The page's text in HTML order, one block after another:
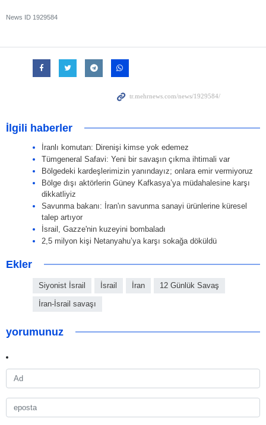
News ID 1929584
İlgili haberler
İranlı komutan: Direnişi kimse yok edemez
Tümgeneral Safavi: Yeni bir savaşın çıkma ihtimali var
Bölgedeki kardeşlerimizin yanındayız; onlara emir vermiyoruz
Bölge dışı aktörlerin Güney Kafkasya’ya müdahalesine karşı
dikkatliyiz
Savunma bakanı: İran'ın savunma sanayi ürünlerine küresel
talep artıyor
İsrail, Gazze'nin kuzeyini bombaladı
2,5 milyon kişi Netanyahu’ya karşı sokağa döküldü
Ekler
Siyonist İsrail İsrail İran 12 Günlük Savaş
İran-İsrail savaşı
yorumunuz